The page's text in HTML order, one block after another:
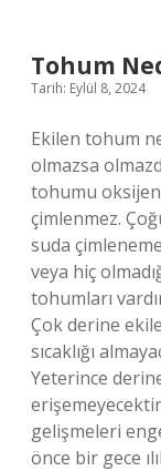
Tohum
Tarih: Eylül 8, 2024
Ekilen tohum
olmazsa
tohumu
çimlenmez.
suda
veya hiç
tohumları
Çok derine
sıcaklığı
Yeterince
gelişmeleri
önce bir gece